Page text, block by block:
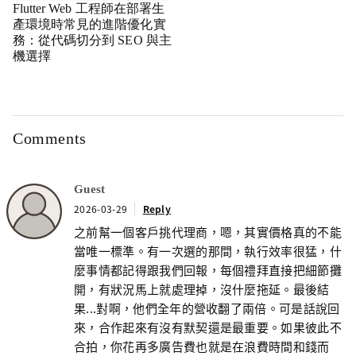
Flutter Web 工程師在部署生
產環境時常見的進階優化實
務：從代碼切分到 SEO 與主
機選擇
Comments
Guest
2026-03-29 Reply
之前幫一個客戶挑代理商，嗯，其實價格真的不能
當唯一標準。有一次選的那間，執行效率很猛，什
麼事情都記得跟我們回報，每個禮拜直接把細節攤
開，有狀況馬上就處理掉，沒什麼拖延。最後結
果...對啊，他們全年的營收翻了兩倍。可是話說回
來，合作起來有沒有默契還是最重要。如果彼此不
合拍，你花再多廣告費也就是在浪費時間和錢而